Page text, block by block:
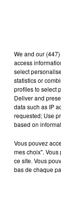
We and our
access
select
statistics or
profiles to select
Deliver and
data such as IP
requested; Use
based on
Vous pouvez
mes choix".
ce site. Vous
bas de chaque